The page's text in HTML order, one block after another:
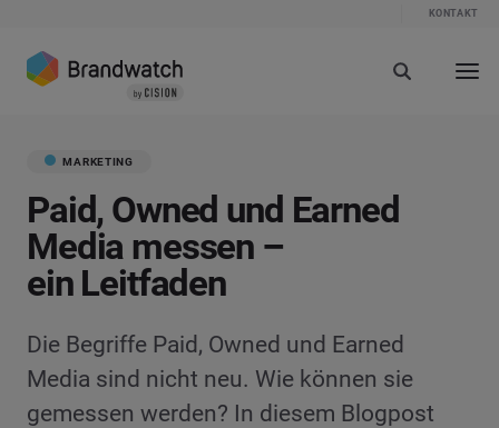
KONTAKT
MARKETING
Paid, Owned und Earned
Media messen –
ein Leitfaden
Die Begriffe Paid, Owned und Earned
Media sind nicht neu. Wie können sie
gemessen werden? In diesem Blogpost